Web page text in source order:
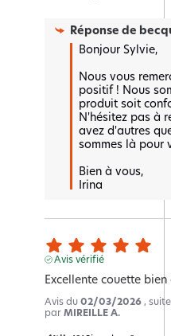
Réponse de
Bonjour Sylvie,
Nous vous
positif ! Nous
produit soit
N'hésitez pas à
avez d'autres
sommes là pour
Bien à vous,
Irina
Avis vérifié
Excellente couette bien
Avis du 02/03/2026 ,
par MIREILLE A.